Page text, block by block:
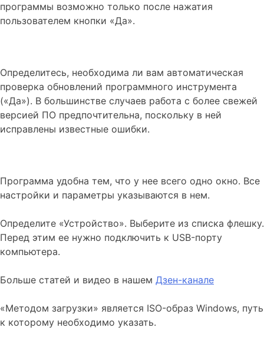
программы возможно только после нажатия
пользователем кнопки «Да».
Определитесь, необходима ли вам автоматическая
проверка обновлений программного инструмента
(«Да»). В большинстве случаев работа с более свежей
версией ПО предпочтительна, поскольку в ней
исправлены известные ошибки.
Программа удобна тем, что у нее всего одно окно. Все
настройки и параметры указываются в нем.
Определите «Устройство». Выберите из списка флешку.
Перед этим ее нужно подключить к USB-порту
компьютера.
Больше статей и видео в нашем Дзен-канале
«Методом загрузки» является ISO-образ Windows, путь
к которому необходимо указать.